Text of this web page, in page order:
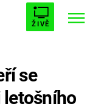
ŽIVĚ
se
letošního